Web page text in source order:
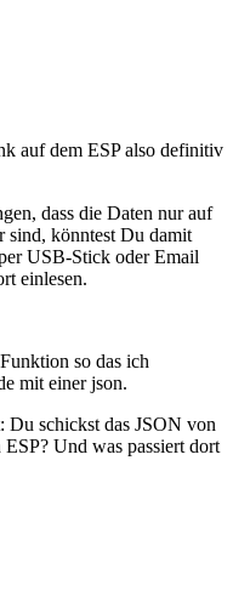
auf dem ESP also definitiv
dass die Daten nur auf
sind, könntest Du damit
USB-Stick oder Email
einlesen.
so das ich
mit einer json.
Du schickst das JSON von
Und was passiert dort